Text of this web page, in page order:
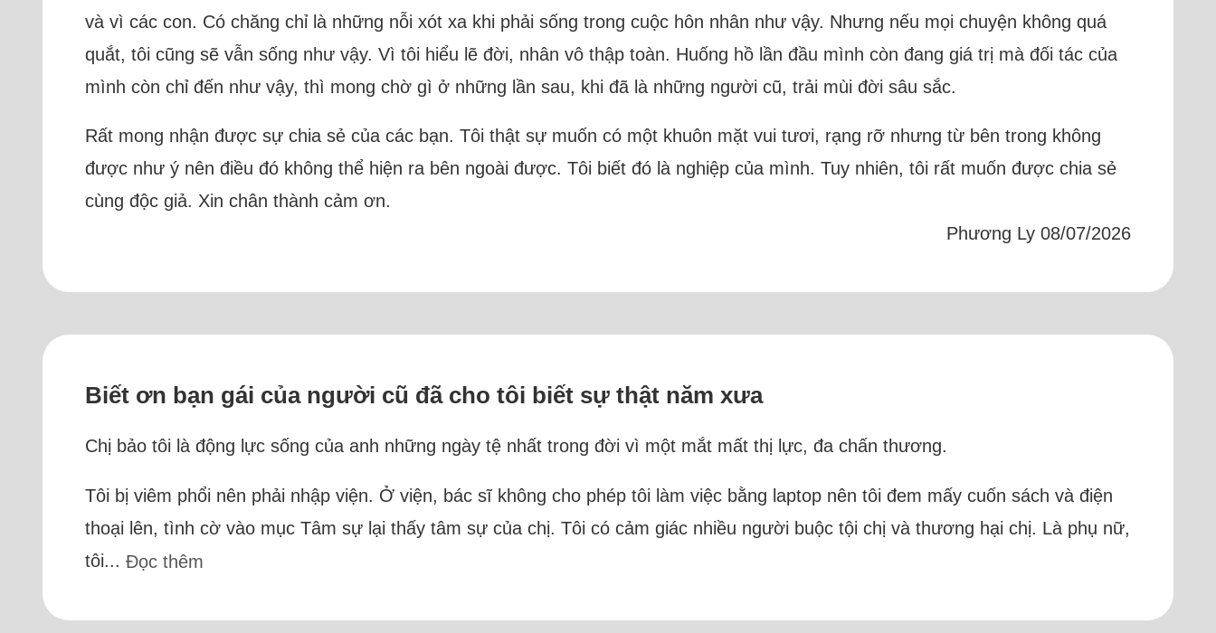
và vì các con. Có chăng chỉ là những nỗi xót xa khi phải sống trong cuộc hôn nhân như vậy. Nhưng nếu mọi chuyện không quá
quắt, tôi cũng sẽ vẫn sống như vậy. Vì tôi hiểu lẽ đời, nhân vô thập toàn. Huống hồ lần đầu mình còn đang giá trị mà đối tác của
mình còn chỉ đến như vậy, thì mong chờ gì ở những lần sau, khi đã là những người cũ, trải mùi đời sâu sắc.
Rất mong nhận được sự chia sẻ của các bạn. Tôi thật sự muốn có một khuôn mặt vui tươi, rạng rỡ nhưng từ bên trong không
được như ý nên điều đó không thể hiện ra bên ngoài được. Tôi biết đó là nghiệp của mình. Tuy nhiên, tôi rất muốn được chia sẻ
cùng độc giả. Xin chân thành cảm ơn.
Phương Ly 08/07/2026
Biết ơn bạn gái của người cũ đã cho tôi biết sự thật năm xưa
Chị bảo tôi là động lực sống của anh những ngày tệ nhất trong đời vì một mắt mất thị lực, đa chấn thương.
Tôi bị viêm phổi nên phải nhập viện. Ở viện, bác sĩ không cho phép tôi làm việc bằng laptop nên tôi đem mấy cuốn sách và điện
thoại lên, tình cờ vào mục Tâm sự lại thấy tâm sự của chị. Tôi có cảm giác nhiều người buộc tội chị và thương hại chị. Là phụ nữ,
tôi...Đọc thêm